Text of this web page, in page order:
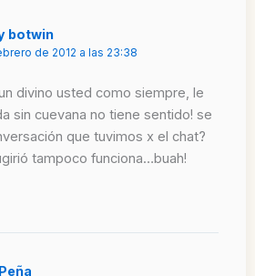
botwin
de 2012 a las 23:38
divino usted como siempre, le
sin cuevana no tiene sentido! se
que tuvimos x el chat?
tampoco funciona…buah!